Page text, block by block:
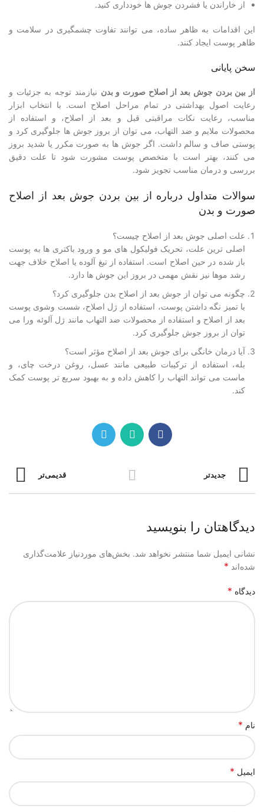
از خاراندن یا فشردن جوش ها خودداری کنید.
این اقدامات به ظاهر ساده، می توانند تفاوت چشمگیری در سلامت و
ظاهر پوست ایجاد کنند.
سخن پایانی
از بین بردن جوش بعد از اصلاح صورت و بدن نیازمند توجه به جزئیات و
رعایت اصول بهداشتی در تمام مراحل اصلاح است. با انتخاب ابزار
مناسب، رعایت نکات مراقبتی قبل و بعد از اصلاح، و استفاده از
محصولات ملایم و ضد التهاب، می توان از بروز جوش ها جلوگیری کرد و
پوستی صاف و سالم داشت. اگر جوش ها به صورت مکرر یا شدید بروز
می کنند، بهتر است با متخصص پوست مشورت شود تا علت دقیق
بررسی و درمان مناسب تجویز شود.
سوالات متداول درباره از بین بردن جوش بعد از اصلاح
صورت و بدن
علت اصلی جوش بعد از اصلاح چیست؟
اصلی ترین علت، تحریک فولیکول های مو و ورود باکتری ها به پوست
باز شده در حین اصلاح است. استفاده از تیغ آلوده یا اصلاح خلاف جهت
رشد موها نیز نقش مهمی در بروز این جوش ها دارد.
چگونه می توان از جوش بعد از اصلاح بدن جلوگیری کرد؟
با تمیز نگه داشتن پوست، استفاده از ژل اصلاح، شست وشوی پوست
بعد از اصلاح و استفاده از محصولات ضد التهاب مانند ژل آلوئه ورا می
توان از بروز جوش جلوگیری کرد.
آیا درمان خانگی برای جوش بعد از اصلاح مؤثر است؟
بله، استفاده از ترکیبات طبیعی مانند عسل، روغن درخت چای، و
ماست می تواند التهاب را کاهش داده و به بهبود سریع تر پوست کمک
کند.
جدیدتر قدیمی‌تر
دیدگاهتان را بنویسید
نشانی ایمیل شما منتشر نخواهد شد. بخش‌های موردنیاز علامت‌گذاری
شده‌اند *
دیدگاه *
نام *
ایمیل *